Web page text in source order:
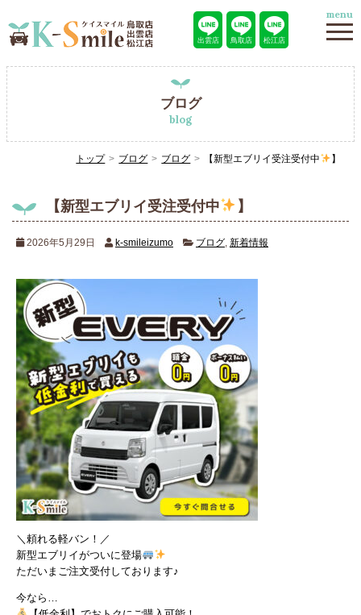
出雲店 鳥取店 松江店
menu
ブログ
blog
トップ ブログ ブログ 【新型エブリイ受注受付中 】
【新型エブリイ受注受付中 】
2026年5月29日 k-smileizumo ブログ 新着情報
＼頼れる軽バン！／
新型エブリイがついに登場
ただいまご注文受付しております♪
今なら…